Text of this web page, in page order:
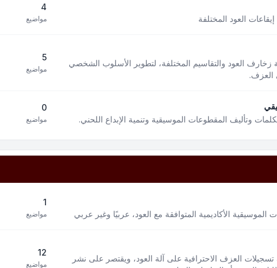
العود المختلفة
4
مواضيع
العود والتقاسيم المختلفة، لتطوير الأسلوب الشخصي
العزف.
5
مواضيع
وتأليف المقطوعات الموسيقية وتنمية الإبداع اللحني.
0
مواضيع
الأكاديمية المتوافقة مع العود، عربيًا وغير عربي
1
مواضيع
العزف الاحترافية على آلة العود، ويقتصر على نشر
12
مواضيع